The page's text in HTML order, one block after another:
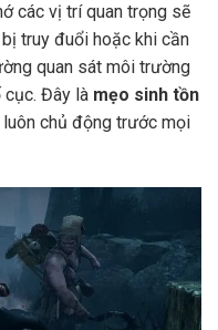
các vị trí quan trọng sẽ
truy đuổi hoặc khi cần
quan sát môi trường
Đây là mẹo sinh tồn
chủ động trước mọi